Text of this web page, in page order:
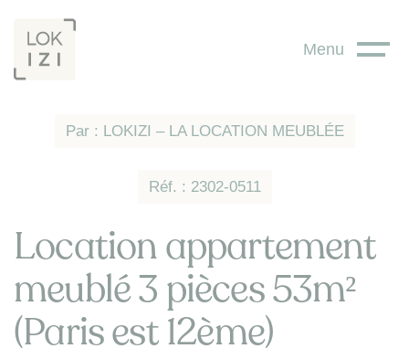
Menu
Réf. : 2302-0511
Par : LOKIZI – LA LOCATION MEUBLÉE
Location appartement
meublé 3 pièces 53m²
(Paris est 12ème)